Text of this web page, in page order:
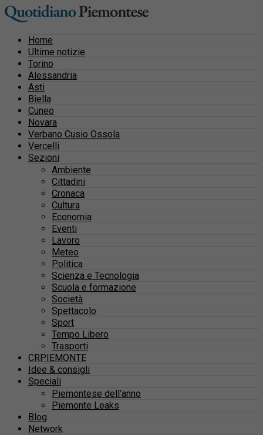
Home
Ultime notizie
Torino
Alessandria
Asti
Biella
Cuneo
Novara
Verbano Cusio Ossola
Vercelli
Sezioni
Ambiente
Cittadini
Cronaca
Cultura
Economia
Eventi
Lavoro
Meteo
Politica
Scienza e Tecnologia
Scuola e formazione
Società
Spettacolo
Sport
Tempo Libero
Trasporti
CRPIEMONTE
Idee & consigli
Speciali
Piemontese dell’anno
Piemonte Leaks
Blog
Network